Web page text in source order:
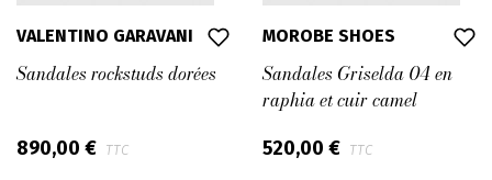
VALENTINO GARAVANI
Sandales rockstuds dorées
890,00 € TTC
MOROBE SHOES
Sandales Griselda 04 en
raphia et cuir camel
520,00 € TTC